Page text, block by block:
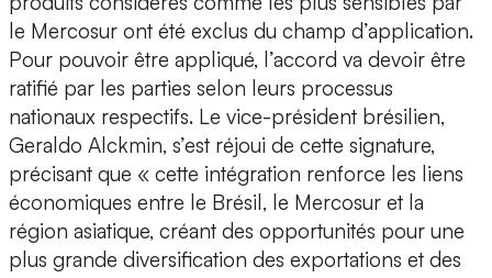
le Mercosur ont été exclus du champ d’application.
Pour pouvoir être appliqué, l’accord va devoir être
ratifié par les parties selon leurs processus
nationaux respectifs. Le vice-président brésilien,
Geraldo Alckmin, s’est réjoui de cette signature,
précisant que « cette intégration renforce les liens
économiques entre le Brésil, le Mercosur et la
région asiatique, créant des opportunités pour une
plus grande diversification des exportations et des